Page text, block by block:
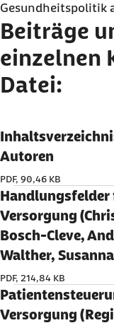
Gesundheitspolitik
Beiträge
einzelnen
Datei:
Autoren
PDF, 90,46 KB
Handlungsfelder
Versorgung
Bosch-Cleve,
Walther,
PDF, 214,84 KB
Versorgung